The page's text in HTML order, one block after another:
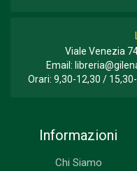
Viale Venezia
Email:
Orari: 9,30-12,30 /
Informazioni
Chi Siamo